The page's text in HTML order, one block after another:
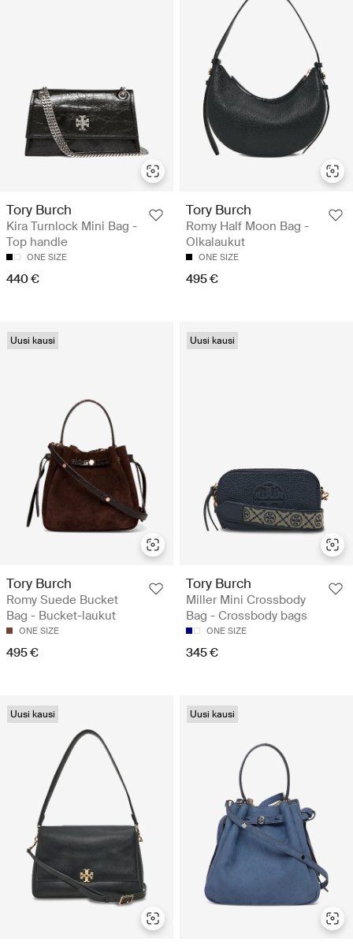
Tory Burch
Kira Turnlock Mini Bag -
Top handle
ONE SIZE
440 €
Tory Burch
Romy Half Moon Bag -
Olkalaukut
ONE SIZE
495 €
Uusi kausi
Tory Burch
Romy Suede Bucket
Bag - Bucket-laukut
ONE SIZE
495 €
Uusi kausi
Tory Burch
Miller Mini Crossbody
Bag - Crossbody bags
ONE SIZE
345 €
Uusi kausi Uusi kausi